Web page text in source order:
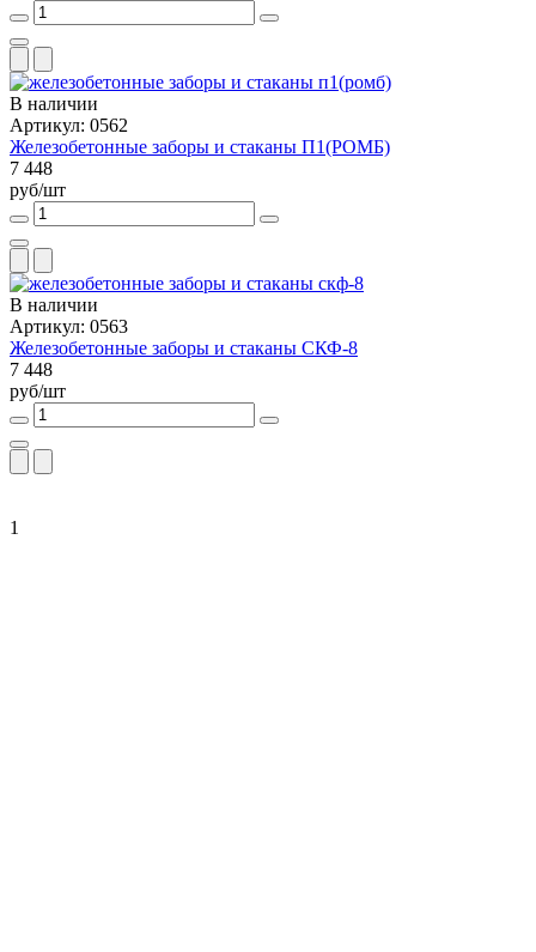
В наличии
Артикул: 0562
Железобетонные заборы и стаканы П1(РОМБ)
7 448
руб/шт
В наличии
Артикул: 0563
Железобетонные заборы и стаканы СКФ-8
7 448
руб/шт
1